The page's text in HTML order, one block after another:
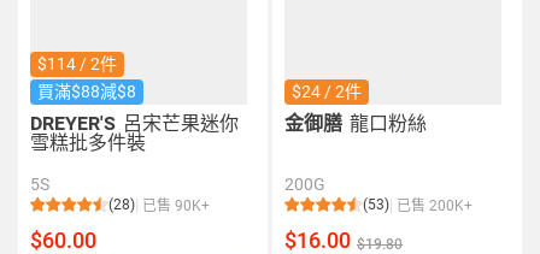
$114 / 2件
買滿$88減$8
DREYER'S 呂宋芒果迷你
雪糕批多件裝
5S
(28) 已售 90K+
$60.00
$24 / 2件
金御膳 龍口粉絲
200G
(53) 已售 200K+
$16.00 $19.80